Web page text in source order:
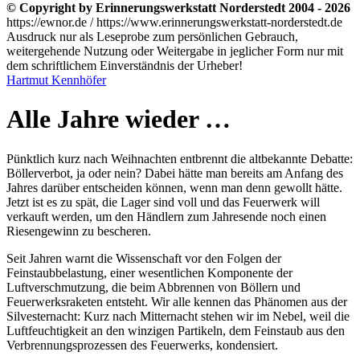
© Copyright by Erinnerungswerkstatt Norderstedt 2004 - 2026
https://ewnor.de / https://www.erinnerungswerkstatt-norderstedt.de
Ausdruck nur als Leseprobe zum persönlichen Gebrauch,
weitergehende Nutzung oder Weitergabe in jeglicher Form nur mit
dem schriftlichem Einverständnis der Urheber!
Hartmut Kennhöfer
Alle Jahre wieder …
Pünktlich kurz nach Weihnachten entbrennt die altbekannte Debatte:
Böllerverbot, ja oder nein? Dabei hätte man bereits am Anfang des
Jahres darüber entscheiden können, wenn man denn gewollt hätte.
Jetzt ist es zu spät, die Lager sind voll und das Feuerwerk will
verkauft werden, um den Händlern zum Jahresende noch einen
Riesengewinn zu bescheren.
Seit Jahren warnt die Wissenschaft vor den Folgen der
Feinstaubbelastung, einer wesentlichen Komponente der
Luftverschmutzung, die beim Abbrennen von Böllern und
Feuerwerksraketen entsteht. Wir alle kennen das Phänomen aus der
Silvesternacht: Kurz nach Mitternacht stehen wir im Nebel, weil die
Luftfeuchtigkeit an den winzigen Partikeln, dem Feinstaub aus den
Verbrennungsprozessen des Feuerwerks, kondensiert.